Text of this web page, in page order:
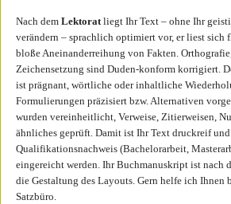
Nach dem Lektoratliegt Ihr Text – ohne Ihr
verändern – sprachlich optimiert vor, er liest sich
bloße Aneinanderreihung von Fakten.
Zeichensetzung sind Duden-konform korrigiert.
ist prägnant, wörtliche oder inhaltliche
Formulierungen präzisiert bzw. Alternativen
wurden vereinheitlicht, Verweise, Zitierweisen,
ähnliches geprüft. Damit ist Ihr Text druckreif
Qualifikationsnachweis (Bachelorarbeit,
eingereicht werden. Ihr Buchmanuskript ist nach
die Gestaltung des Layouts. Gern helfe ich Ihnen
Satzbüro.